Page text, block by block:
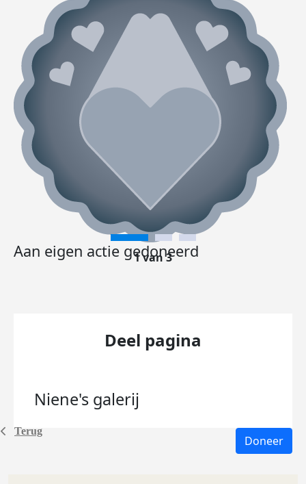
Terug
Aan eigen actie gedoneerd
1 van 3
Deel pagina
Niene's galerij
Doneer